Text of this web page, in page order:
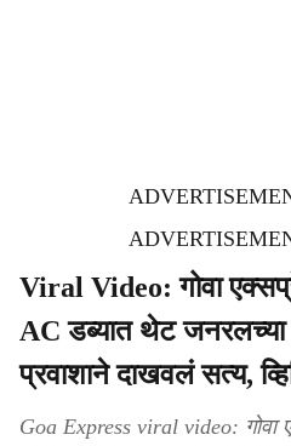
Viral Video: गोवा
AC डब्यात थेट जनरलच्या
प्रवाशाने दाखवलं सत्य,
Goa Express viral video: गोवा